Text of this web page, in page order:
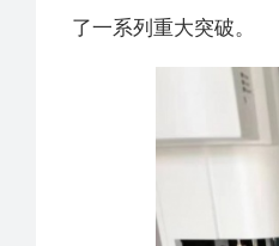
了一系列重大突破。